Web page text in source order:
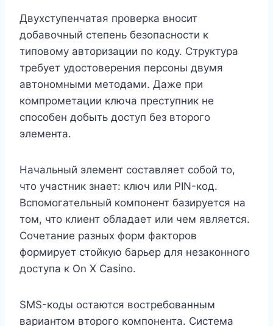
Двухступенчатая проверка вносит
добавочный степень безопасности к
типовому авторизации по коду. Структура
требует удостоверения персоны двумя
автономными методами. Даже при
компрометации ключа преступник не
способен добыть доступ без второго
элемента.
Начальный элемент составляет собой то,
что участник знает: ключ или PIN-код.
Вспомогательный компонент базируется на
том, что клиент обладает или чем является.
Сочетание разных форм факторов
формирует стойкую барьер для незаконного
доступа к On X Casino.
SMS-коды остаются востребованным
вариантом второго компонента. Система